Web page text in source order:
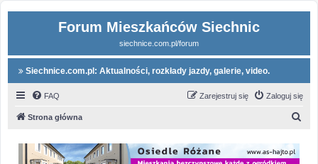
Forum Mieszkańców Siechnic
siechnice.com.pl/forum
Siechnice.com.pl: Aktualności, rozkłady jazdy, galerie, video.
FAQ Zaloguj się
Zarejestruj się
Strona główna